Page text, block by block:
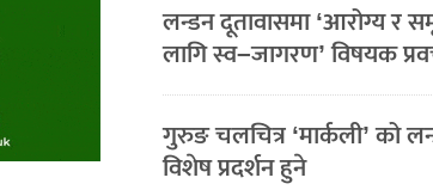
लन्डन दूतावासमा ‘आरोग्य र
लागि स्व–जागरण’ विषयक
गुरुङ चलचित्र ‘मार्कली’ को
विशेष प्रदर्शन हुने